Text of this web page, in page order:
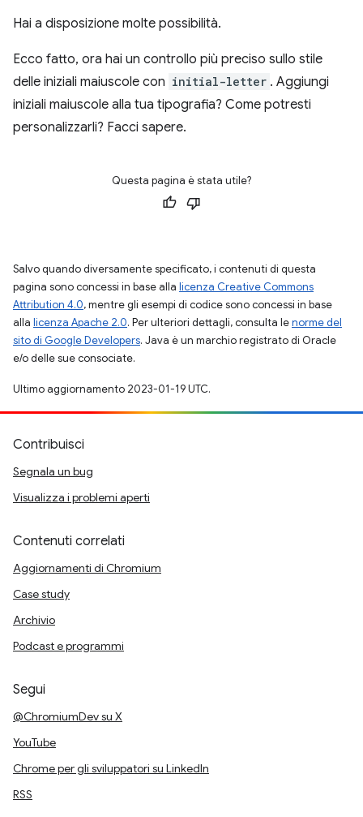
Hai a disposizione molte possibilità.
Ecco fatto, ora hai un controllo più preciso sullo stile
delle iniziali maiuscole con initial-letter . Aggiungi
iniziali maiuscole alla tua tipografia? Come potresti
personalizzarli? Facci sapere.
Questa pagina è stata utile?
Salvo quando diversamente specificato, i contenuti di questa
pagina sono concessi in base alla licenza Creative Commons
Attribution 4.0, mentre gli esempi di codice sono concessi in base
alla licenza Apache 2.0. Per ulteriori dettagli, consulta lenorme del
sito di Google Developers. Java è un marchio registrato di Oracle
e/o delle sue consociate.
Ultimo aggiornamento 2023-01-19 UTC.
Contribuisci
Segnala un bug
Visualizza i problemi aperti
Contenuti correlati
Aggiornamenti di Chromium
Case study
Archivio
Podcast e programmi
Segui
@ChromiumDev su X
YouTube
Chrome per gli sviluppatori su LinkedIn
RSS